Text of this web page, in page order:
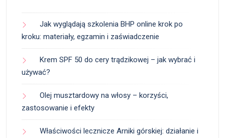
Jak wyglądają szkolenia BHP online krok po
kroku: materiały, egzamin i zaświadczenie
Krem SPF 50 do cery trądzikowej – jak wybrać i
używać?
Olej musztardowy na włosy – korzyści,
zastosowanie i efekty
Właściwości lecznicze Arniki górskiej: działanie i